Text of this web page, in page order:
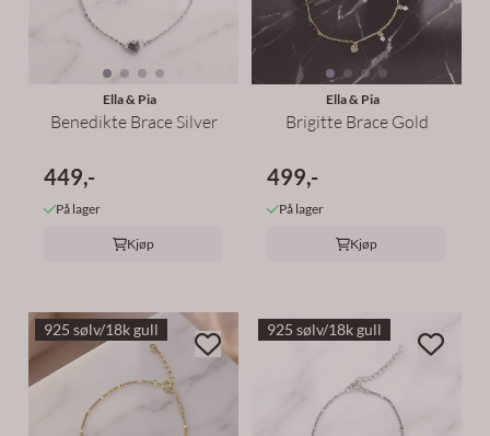
Ella & Pia
Benedikte Brace Silver
449,-
På lager
Kjøp
Ella & Pia
Brigitte Brace Gold
499,-
På lager
Kjøp
925 sølv/18k gull 925 sølv/18k gull